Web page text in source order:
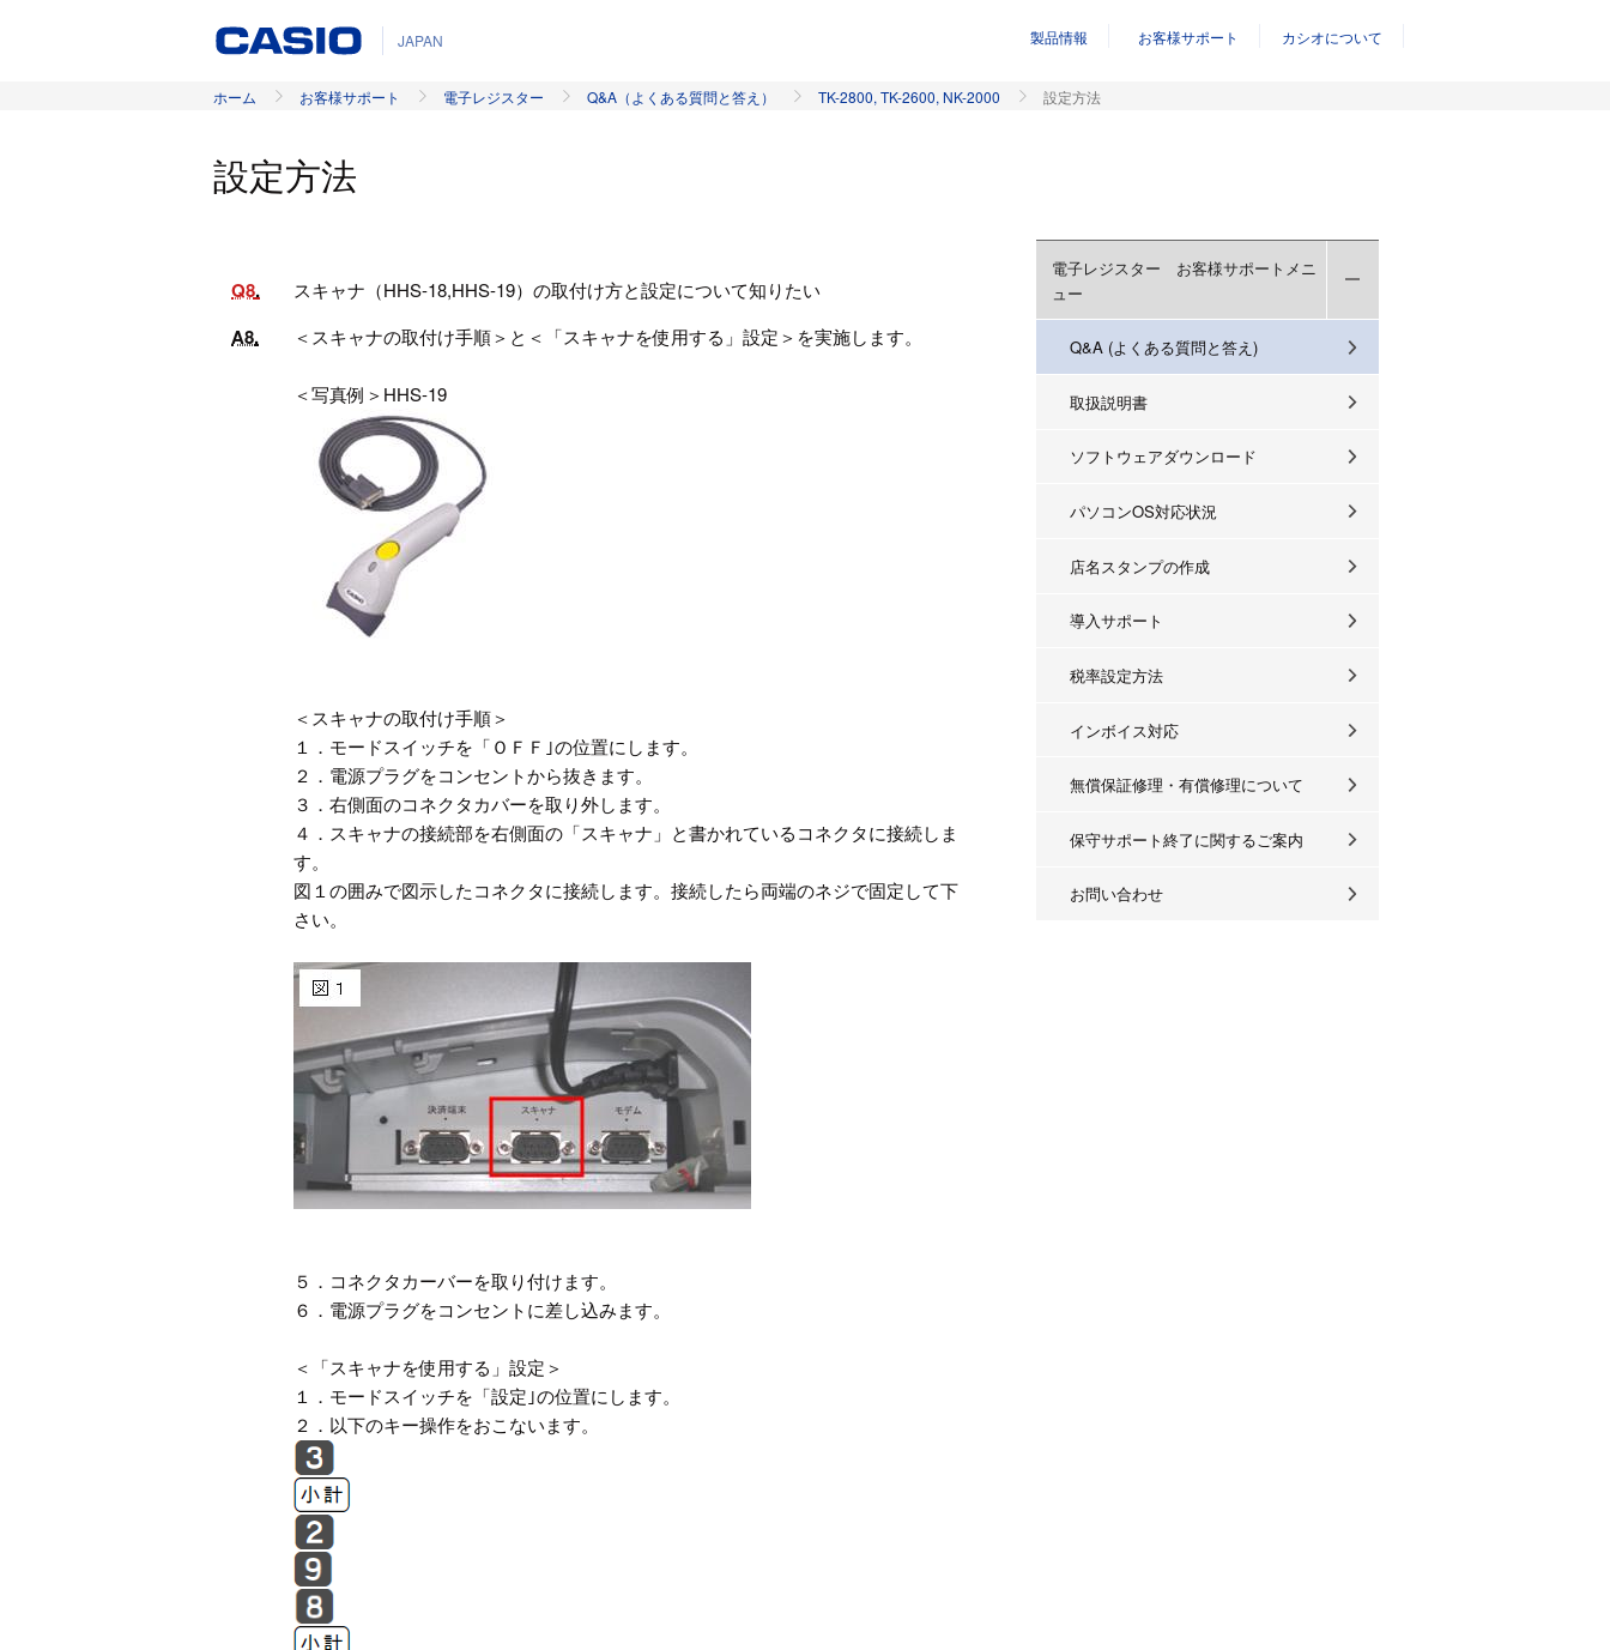
JAPAN 製品情報 お客様サポート カシオについて
ホーム お客様サポート 電子レジスター Q&A（よくある質問と答え） TK-2800, TK-2600, NK-2000 設定方法
設定方法
Q8 スキャナ（HHS-18,HHS-19）の取付け方と設定について知りたい
A8 ＜スキャナの取付け手順＞と＜「スキャナを使用する」設定＞を実施します。
＜写真例＞HHS-19
＜スキャナの取付け手順＞
１．モードスイッチを「ＯＦＦ｣の位置にします。
２．電源プラグをコンセントから抜きます。
３．右側面のコネクタカバーを取り外します。
４．スキャナの接続部を右側面の「スキャナ」と書かれているコネクタに接続しま
す。
図１の囲みで図示したコネクタに接続します。接続したら両端のネジで固定して下
さい。
５．コネクタカーバーを取り付けます。
６．電源プラグをコンセントに差し込みます。
＜「スキャナを使用する」設定＞
１．モードスイッチを「設定｣の位置にします。
２．以下のキー操作をおこないます。
電子レジスター お客様サポートメニ
ュー
Q&A (よくある質問と答え)
取扱説明書
ソフトウェアダウンロード
パソコンOS対応状況
店名スタンプの作成
導入サポート
税率設定方法
インボイス対応
無償保証修理・有償修理について
保守サポート終了に関するご案内
お問い合わせ